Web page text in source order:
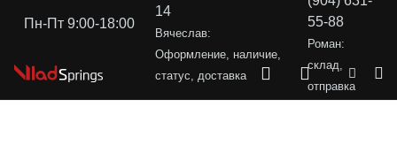
Пн-Пт 9:00-18:00
14
Вячеслав:
Оформление, наличие,
статус, доставка
55-88
Роман:
склад,
отправка